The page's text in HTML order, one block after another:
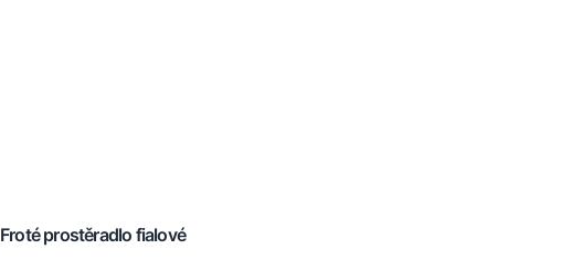
Froté prostěradlo fialové